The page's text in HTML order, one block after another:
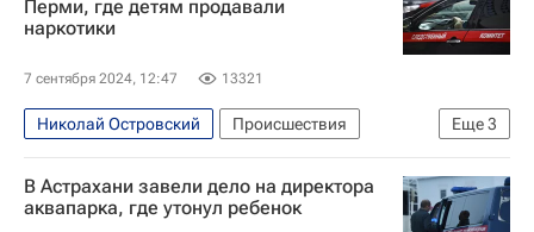
Перми, где детям продавали
наркотики
7 сентября 2024, 12:47 13321
Еще3
Николай Островский
Происшествия
Россия
Пермь
Следственный комитет России (СК РФ)
В Астрахани завели дело на директора
аквапарка, где утонул ребенок